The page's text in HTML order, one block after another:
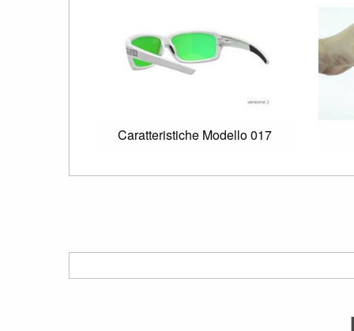
Caratteristiche Modello 017